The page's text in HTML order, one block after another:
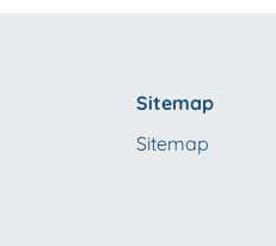
Sitemap
Sitemap